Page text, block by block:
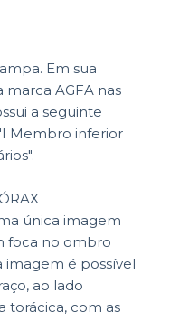
Em sua
AGFA nas
a seguinte
Membro inferior
única imagem
foca no ombro
é possível
ao lado
torácica, com as